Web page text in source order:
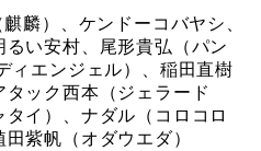
麟）、ケンドーコバヤシ、
るい安村、尾形貴弘（パン
ィエンジェル）、稲田直樹
タック西本（ジェラード
イ）、ナダル（コロコロ
紫帆（オダウエダ）